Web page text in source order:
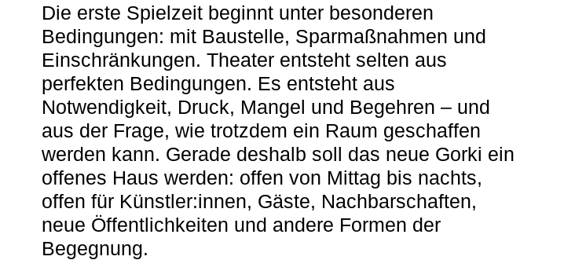
Die erste Spielzeit beginnt unter besonderen
Bedingungen: mit Baustelle, Sparmaßnahmen und
Einschränkungen. Theater entsteht selten aus
perfekten Bedingungen. Es entsteht aus
Notwendigkeit, Druck, Mangel und Begehren – und
aus der Frage, wie trotzdem ein Raum geschaffen
werden kann. Gerade deshalb soll das neue Gorki ein
offenes Haus werden: offen von Mittag bis nachts,
offen für Künstler:innen, Gäste, Nachbarschaften,
neue Öffentlichkeiten und andere Formen der
Begegnung.